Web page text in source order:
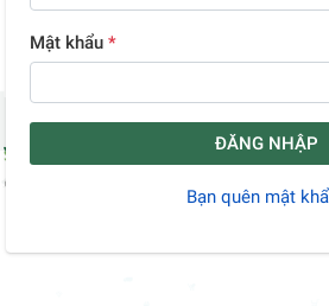
Mật khẩu *
ĐĂNG NHẬP
Bạn quên mật